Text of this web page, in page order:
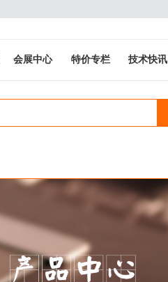
会展中心 特价专栏 技术快讯